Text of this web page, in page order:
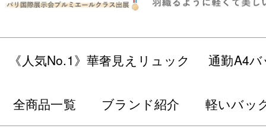
《人気No.1》華奢見えリュック 通勤A4
全商品一覧 ブランド紹介 軽いバッ